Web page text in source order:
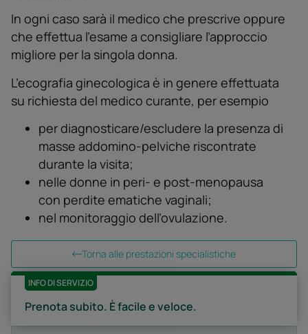
In ogni caso sarà il medico che prescrive oppure
che effettua l’esame a consigliare l’approccio
migliore per la singola donna.
L’ecografia ginecologica è in genere effettuata
su richiesta del medico curante, per esempio
per diagnosticare/escludere la presenza di
masse addomino-pelviche riscontrate
durante la visita;
nelle donne in peri- e post-menopausa
con perdite ematiche vaginali;
nel monitoraggio dell’ovulazione.
Torna alle prestazioni specialistiche
INFO DI SERVIZIO
Prenota subito. È facile e veloce.